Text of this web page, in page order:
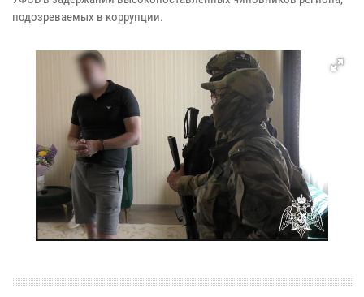
подозреваемых в коррупции.